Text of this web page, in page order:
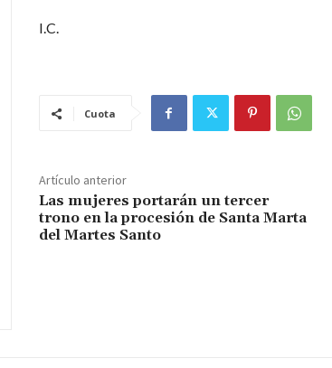
I.C.
Cuota
Artículo anterior
Las mujeres portarán un tercer
trono en la procesión de Santa Marta
del Martes Santo